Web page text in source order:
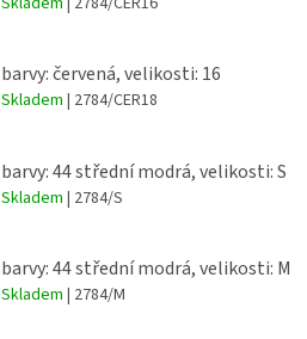
barvy: červená, velikosti: 16
Skladem | 2784/CER18
barvy: 44 střední modrá, velikosti: S
Skladem | 2784/S
barvy: 44 střední modrá, velikosti: M
Skladem | 2784/M